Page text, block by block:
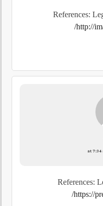
References:
http://
References:
https://